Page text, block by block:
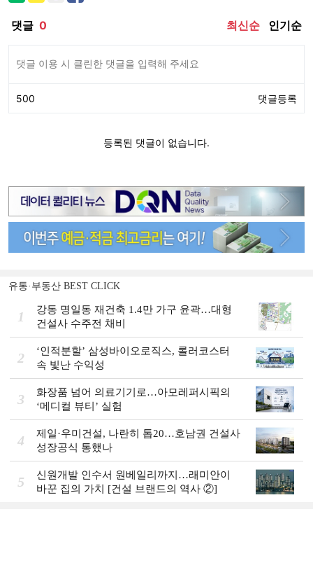
유통·부동산 BEST CLICK
1
강동 명일동 재건축 1.4만 가구 윤곽…대형
건설사 수주전 채비
2
‘인적분할’ 삼성바이오로직스, 롤러코스터
속 빛난 수익성
3
화장품 넘어 의료기기로…아모레퍼시픽의
‘메디컬 뷰티’ 실험
4
제일·우미건설, 나란히 톱20…호남권 건설사
성장공식 통했나
5
신원개발 인수서 원베일리까지…래미안이
바꾼 집의 가치 [건설 브랜드의 역사 ②]